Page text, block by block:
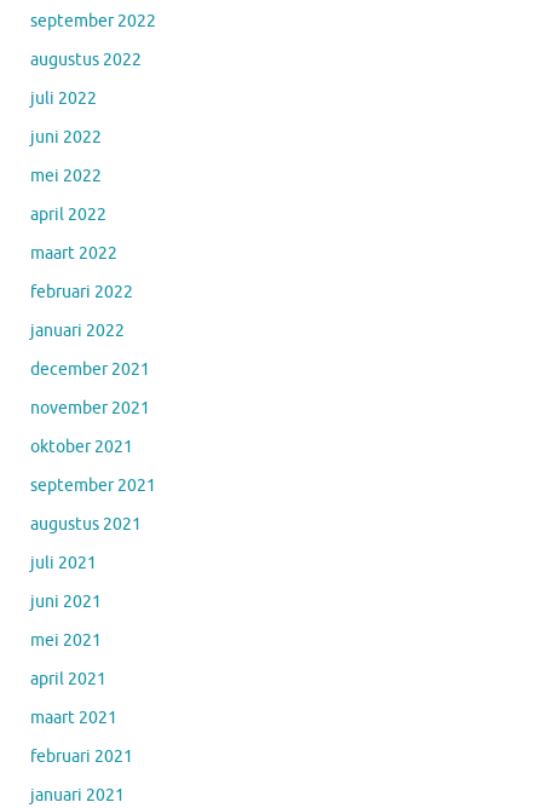
september 2022
augustus 2022
juli 2022
juni 2022
mei 2022
april 2022
maart 2022
februari 2022
januari 2022
december 2021
november 2021
oktober 2021
september 2021
augustus 2021
juli 2021
juni 2021
mei 2021
april 2021
maart 2021
februari 2021
januari 2021